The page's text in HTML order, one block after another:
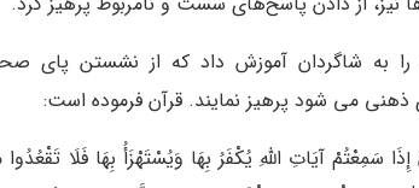
را به شاگردان آموزش داد که از نشستن پای
ذهنی می شود پرهیز نمایند. قرآن فرموده است:
سَمِعْتُمْ آيَاتِ اللَّهِ يُكْفَرُ بِهَا وَيُسْتَهْزَأُ بِهَا فَلَا